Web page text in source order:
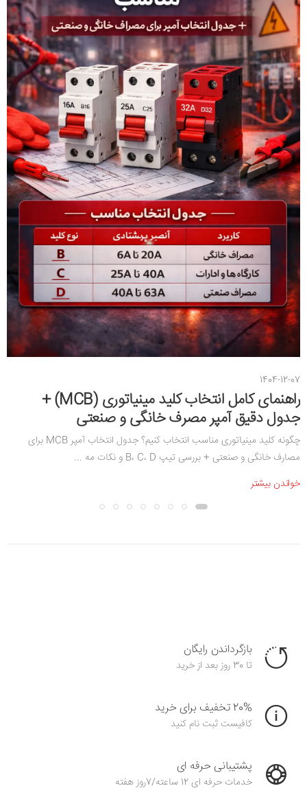
1404-12-07
راهنمای کامل انتخاب کلید مینیاتوری (MCB) +
جدول دقیق آمپر مصرف خانگی و صنعتی
چگونه کلید مینیاتوری مناسب انتخاب کنیم؟ جدول انتخاب آمپر MCB برای
مصارف خانگی و صنعتی + بررسی تیپ B، C، D و نکات مه ...
خواندن بیشتر
بازگرداندن رایگان
تا 30 روز بعد از خرید
20% تخفیف برای خرید
کافیست ثبت نام کنید
پشتیبانی حرفه ای
خدمات حرفه ای 12 ساعته/7روز هفته